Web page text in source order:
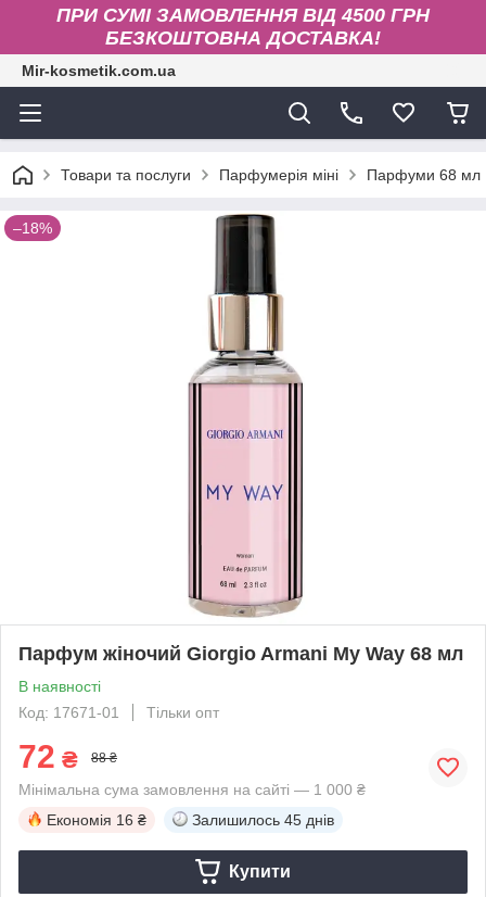
ПРИ СУМІ ЗАМОВЛЕННЯ ВІД 4500 ГРН
БЕЗКОШТОВНА ДОСТАВКА!
Mir-kosmetik.com.ua
Товари та послуги Парфумерія міні Парфуми 68 мл
–18%
Парфум жіночий Giorgio Armani My Way 68 мл
В наявності
Код: 17671-01
Тільки опт
72 ₴ 88 ₴
Мінімальна сума замовлення на сайті — 1 000 ₴
Економія 16 ₴ Залишилось 45 днів
Купити